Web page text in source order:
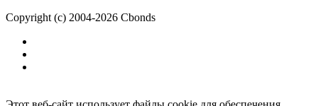
Copyright (c) 2004-2026 Cbonds